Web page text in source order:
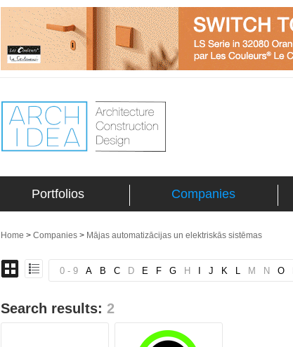
Portfolios Companies
Home > Companies > Mājas automatizācijas un elektriskās sistēmas
0 - 9 A B C D E F G H J K L M N O
Search results: 2